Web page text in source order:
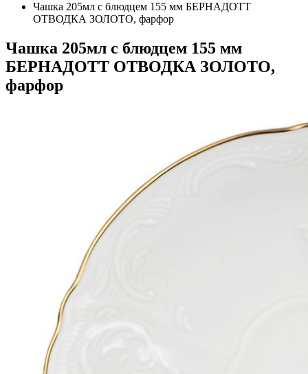
Чашка 205мл с блюдцем 155 мм БЕРНАДОТТ
ОТВОДКА ЗОЛОТО, фарфор
Чашка 205мл с блюдцем 155 мм
БЕРНАДОТТ ОТВОДКА ЗОЛОТО,
фарфор